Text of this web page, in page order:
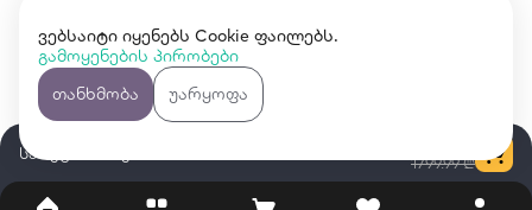
ვებსაიტი იყენებს Cookie ფაილებს.
გამოყენების პირობები
თანხმობა
უარყოფა
სარეცხი მანქანა GRAETZ WD8614W 1799.99 ₾